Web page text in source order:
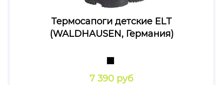
Термосапоги детские ELТ
(WALDHAUSEN, Германия)
7 390 руб